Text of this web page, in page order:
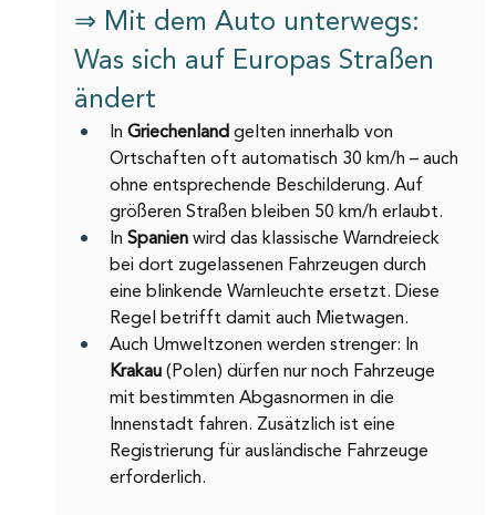
⇒ Mit dem Auto unterwegs:
Was sich auf Europas Straßen
ändert
In Griechenland gelten innerhalb von
Ortschaften oft automatisch 30 km/h – auch
ohne entsprechende Beschilderung. Auf
größeren Straßen bleiben 50 km/h erlaubt.
In Spanien wird das klassische Warndreieck
bei dort zugelassenen Fahrzeugen durch
eine blinkende Warnleuchte ersetzt. Diese
Regel betrifft damit auch Mietwagen.
Auch Umweltzonen werden strenger: In
Krakau (Polen) dürfen nur noch Fahrzeuge
mit bestimmten Abgasnormen in die
Innenstadt fahren. Zusätzlich ist eine
Registrierung für ausländische Fahrzeuge
erforderlich.